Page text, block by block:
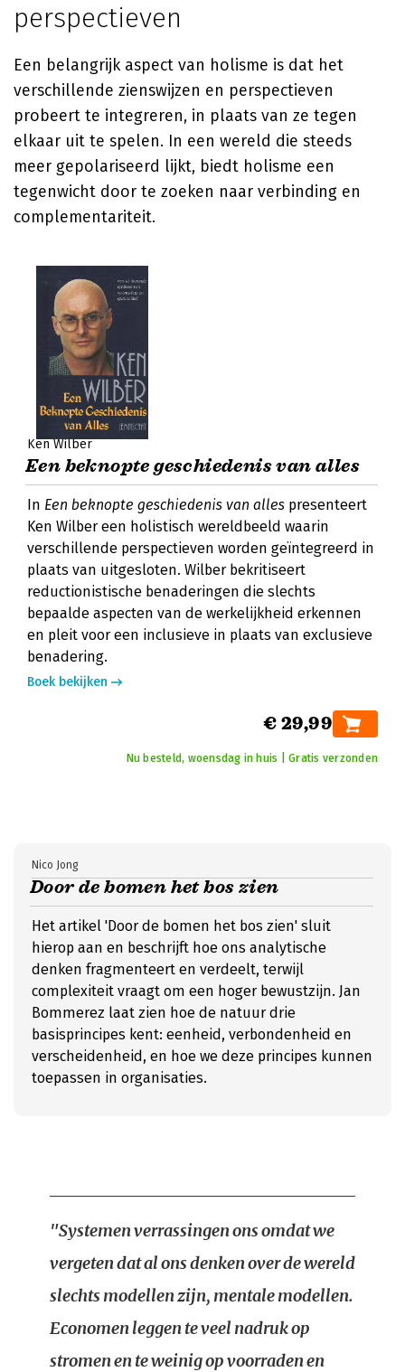
perspectieven
Een belangrijk aspect van holisme is dat het
verschillende zienswijzen en perspectieven
probeert te integreren, in plaats van ze tegen
elkaar uit te spelen. In een wereld die steeds
meer gepolariseerd lijkt, biedt holisme een
tegenwicht door te zoeken naar verbinding en
complementariteit.
Ken Wilber
Een beknopte geschiedenis van alles
In Een beknopte geschiedenis van alles presenteert
Ken Wilber een holistisch wereldbeeld waarin
verschillende perspectieven worden geïntegreerd in
plaats van uitgesloten. Wilber bekritiseert
reductionistische benaderingen die slechts
bepaalde aspecten van de werkelijkheid erkennen
en pleit voor een inclusieve in plaats van exclusieve
benadering.
Boek bekijken
€ 29,99
Nu besteld, woensdag in huis | Gratis verzonden
Door de bomen het bos zien
Nico Jong
Het artikel 'Door de bomen het bos zien' sluit
hierop aan en beschrijft hoe ons analytische
denken fragmenteert en verdeelt, terwijl
complexiteit vraagt om een hoger bewustzijn. Jan
Bommerez laat zien hoe de natuur drie
basisprincipes kent: eenheid, verbondenheid en
verscheidenheid, en hoe we deze principes kunnen
toepassen in organisaties.
"Systemen verrassingen ons omdat we
vergeten dat al ons denken over de wereld
slechts modellen zijn, mentale modellen.
Economen leggen te veel nadruk op
stromen en te weinig op voorraden en